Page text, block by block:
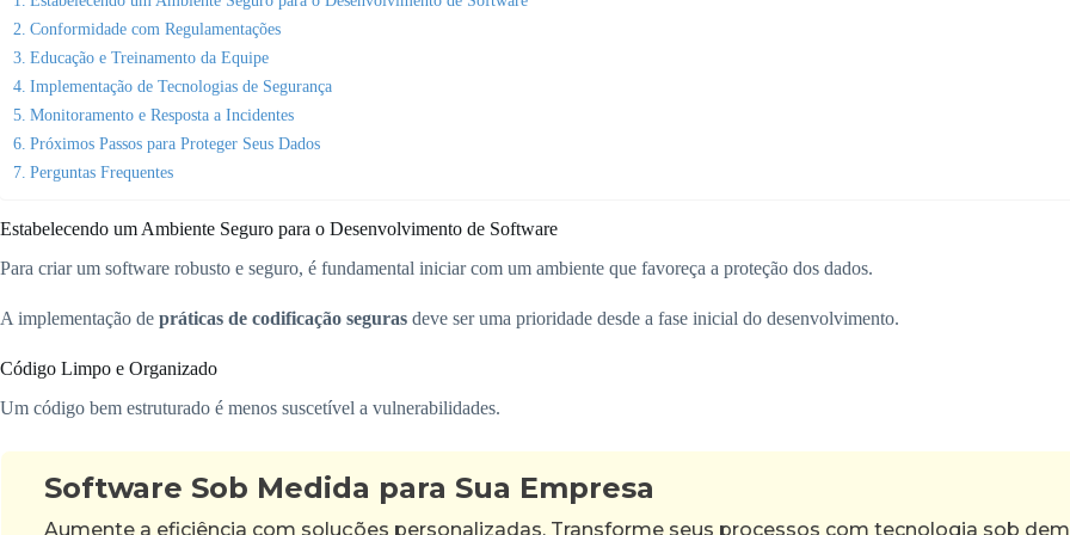
Conformidade com Regulamentações
Educação e Treinamento da Equipe
Implementação de Tecnologias de Segurança
Monitoramento e Resposta a Incidentes
Próximos Passos para Proteger Seus Dados
Perguntas Frequentes
Estabelecendo um Ambiente Seguro para o Desenvolvimento de Software
Para criar um software robusto e seguro, é fundamental iniciar com um ambiente que favoreça a proteção dos dados.
A implementação de práticas de codificação seguras deve ser uma prioridade desde a fase inicial do desenvolvimento.
Código Limpo e Organizado
Um código bem estruturado é menos suscetível a vulnerabilidades.
Software Sob Medida para Sua Empresa
Aumente a eficiência com soluções personalizadas. Transforme seus processos com tecnologia sob